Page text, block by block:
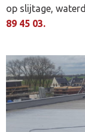
op slijtage,
89 45 03.